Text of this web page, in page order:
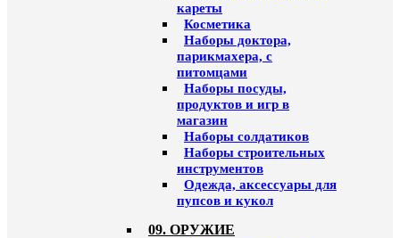
кареты
Косметика
Наборы доктора,
парикмахера, с
питомцами
Наборы посуды,
продуктов и игр в
магазин
Наборы солдатиков
Наборы строительных
инструментов
Одежда, аксессуары для
пупсов и кукол
09. ОРУЖИЕ